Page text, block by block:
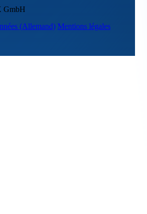
GmbH
(Allemand) Mentions légales